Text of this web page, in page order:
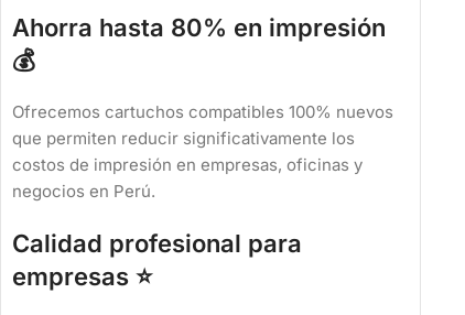
Ahorra hasta 80% en impresión
💰
Ofrecemos cartuchos compatibles 100% nuevos
que permiten reducir significativamente los
costos de impresión en empresas, oficinas y
negocios en Perú.
Calidad profesional para
empresas ⭐